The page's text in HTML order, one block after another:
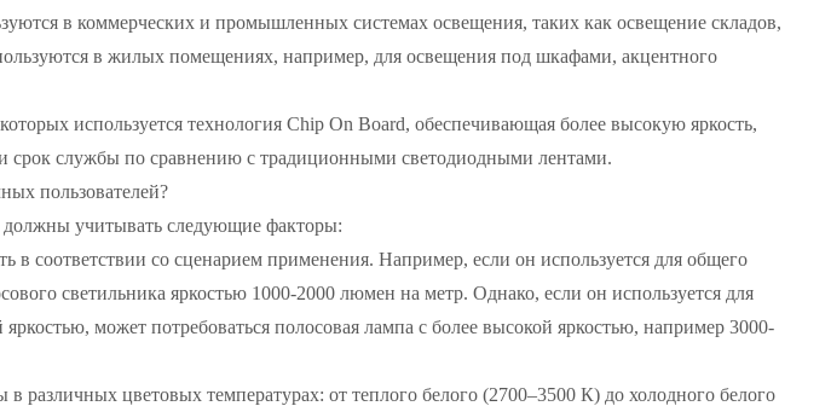
в коммерческих и промышленных системах освещения, таких как освещение складов,
в жилых помещениях, например, для освещения под шкафами, акцентного
используется технология Chip On Board, обеспечивающая более высокую яркость,
и срок службы по сравнению с традиционными светодиодными лентами.
пользователей?
учитывать следующие факторы:
в соответствии со сценарием применения. Например, если он используется для общего
светильника яркостью 1000-2000 люмен на метр. Однако, если он используется для
может потребоваться полосовая лампа с более высокой яркостью, например 3000-
различных цветовых температурах: от теплого белого (2700–3500 К) до холодного белого